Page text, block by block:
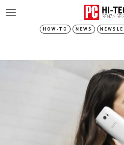
HOW-TO NEWS